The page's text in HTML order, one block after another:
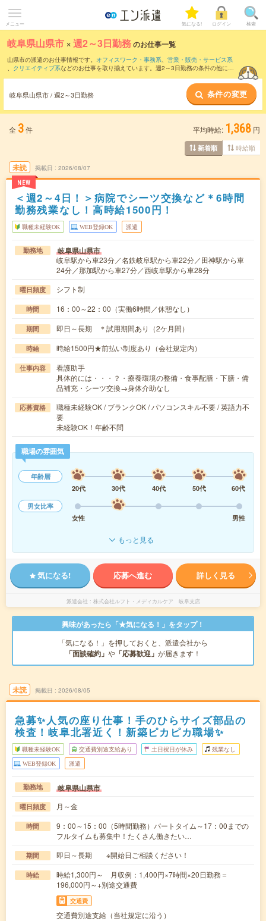
メニュー 気になる! ログイン 検索
岐阜県山県市 ×週2～3日勤務のお仕事一覧
山県市の派遣のお仕事情報です。 オフィスワーク・事務系、 営業・販売・サービス系
、 クリエイティブ系などのお仕事を取り揃えています。週2～3日勤務の条件の他に、
岐阜県山県市 / 週2～3日勤務 条件の変更
全 3件 平均時給: 1,368 円
新着順 時給順
未読
NEW
掲載日 2026/08/07
＜週2～4日！＞病院でシーツ交換など＊6時間
勤務残業なし！高時給1500円！
職種未経験OK WEB登録OK 派遣
勤務地 岐阜県山県市
岐阜駅から車23分／名鉄岐阜駅から車22分／田神駅から車
24分／那加駅から車27分／西岐阜駅から車28分
曜日頻度 シフト制
時間 16：00～22：00（実働6時間／休憩なし）
期間 即日～長期 ＊試用期間あり（2ケ月間）
時給 時給1500円★前払い制度あり（会社規定内）
仕事内容
看護助手
具体的には・・・？・療養環境の整備・食事配膳・下膳・備
品補充・シーツ交換→身体介助なし
応募資格
職種未経験OK / ブランクOK / パソコンスキル不要 / 英語力不
要
未経験OK！年齢不問
職場の雰囲気
年齢層
20代
30代 40代 50代
60代
男女比率
女性
男性
もっと見る
気になる! 応募へ進む 詳しく見る
派遣会社 株式会社ルフト・メディカルケア 岐阜支店
興味があったら「★気になる！」をタップ！
「気になる！」を押しておくと、派遣会社から
「面談確約」 や 「応募歓迎」 が届きます！
未読 掲載日 2026/08/05
急募✨人気の座り仕事！手のひらサイズ部品の
検査！岐阜北署近く！新築ピカピカ職場✨
職種未経験OK 交通費別途支給あり 土日祝日が休み 残業なし
WEB登録OK 派遣
勤務地 岐阜県山県市
曜日頻度 月～金
時間
9：00～15：00（5時間勤務）パートタイム～17：00までの
フルタイムも募集中！たくさん働きたい…
期間 即日～長期 ※開始日ご相談ください！
時給
時給1,300円～ 月収例：1,400円×7時間×20日勤務＝
196,000円～+別途交通費
交通費
交通費別途支給（当社規定に沿う）